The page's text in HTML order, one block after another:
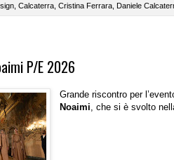
Calcaterra Cristina Ferrara Daniele
P/E 2026
Grande riscontro per
Noaimi, che si è svolto